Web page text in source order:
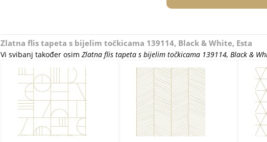
Zlatna flis tapeta s bijelim točkicama 139114, Black & White, Esta
Vi svibanj također osim Zlatna flis tapeta s bijelim točkicama 139114, Black &